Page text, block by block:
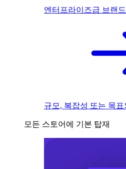
엔터프라이즈급 브랜
규모, 복잡성 또는 목
모든 스토어에 기본 탑재